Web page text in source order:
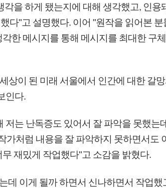
을 하게 됐는지에 대해 생각했고, 인용
다"고 설명했다. 이어 "원작을 읽어본
한 메시지를 통해 메시지를 최대한 구
상이 된 미래 서울에서 인간에 대한 갈
인다.
저는 난독증도 있어서 잘 파악을 못했는
가처럼 내용을 잘 파악하지 못하면서도
재밌게 작업했다"고 소감을 밝혔다.
데 이게 될까 하면서 신나하면서 작업